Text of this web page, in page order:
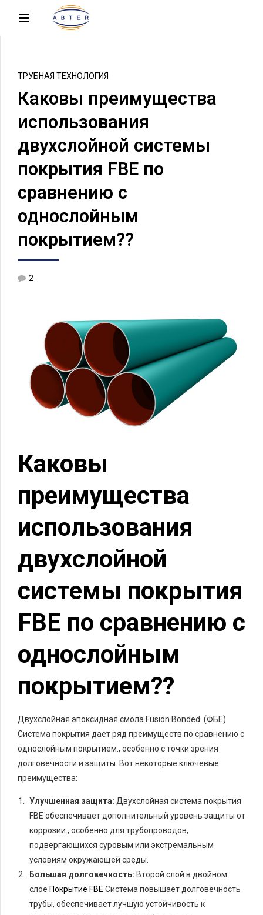
ТРУБНАЯ ТЕХНОЛОГИЯ
Каковы преимущества
использования
двухслойной системы
покрытия FBE по
сравнению с
однослойным
покрытием??
2
Каковы
преимущества
использования
двухслойной
системы покрытия
FBE по сравнению с
однослойным
покрытием??
Двухслойная эпоксидная смола Fusion Bonded. (ФБЕ)
Система покрытия дает ряд преимуществ по сравнению с
однослойным покрытием., особенно с точки зрения
долговечности и защиты. Вот некоторые ключевые
преимущества:
Улучшенная защита: Двухслойная система покрытия
FBE обеспечивает дополнительный уровень защиты от
коррозии., особенно для трубопроводов,
подвергающихся суровым или экстремальным
условиям окружающей среды.
Большая долговечность: Второй слой в двойном
слое Покрытие FBE Система повышает долговечность
трубы, обеспечивает лучшую устойчивость к